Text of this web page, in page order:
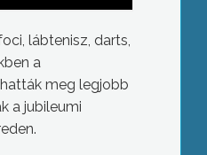
lábtenisz, darts,
a
meg legjobb
a jubileumi